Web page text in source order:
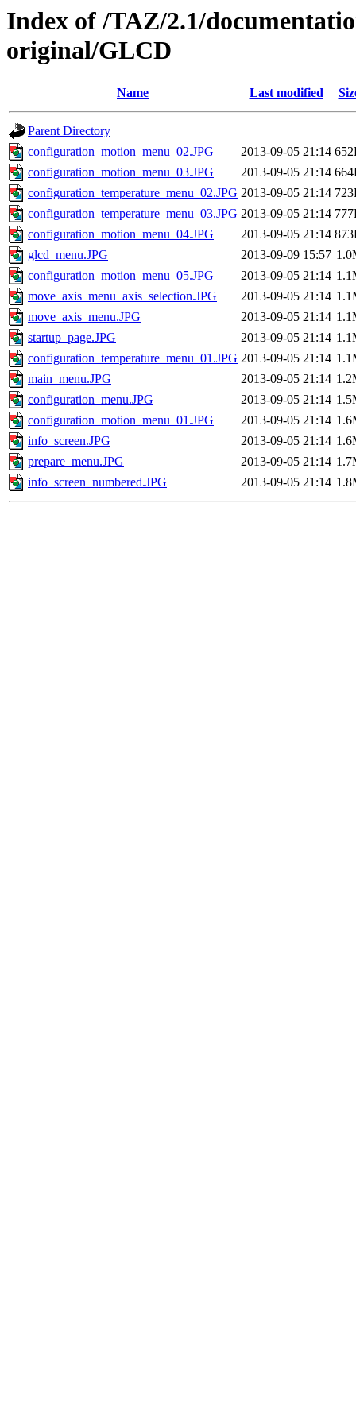
Index of /TAZ/2.1/
original/GLCD
Name Last modified
Parent Directory
configuration_motion_menu_02.JPG
2013-09-05 21:14
configuration_motion_menu_03.JPG
2013-09-05 21:14
configuration_temperature_menu_02.JPG 2013-09-05 21:14
configuration_temperature_menu_03.JPG 2013-09-05 21:14
configuration_motion_menu_04.JPG
2013-09-05 21:14
glcd_menu.JPG
2013-09-09 15:57
configuration_motion_menu_05.JPG
2013-09-05 21:14
move_axis_menu_axis_selection.JPG
2013-09-05 21:14
move_axis_menu.JPG
2013-09-05 21:14
startup_page.JPG
2013-09-05 21:14
configuration_temperature_menu_01.JPG 2013-09-05 21:14
main_menu.JPG
2013-09-05 21:14
configuration_menu.JPG
2013-09-05 21:14
configuration_motion_menu_01.JPG
2013-09-05 21:14
info_screen.JPG
2013-09-05 21:14
prepare_menu.JPG
2013-09-05 21:14
info_screen_numbered.JPG
2013-09-05 21:14